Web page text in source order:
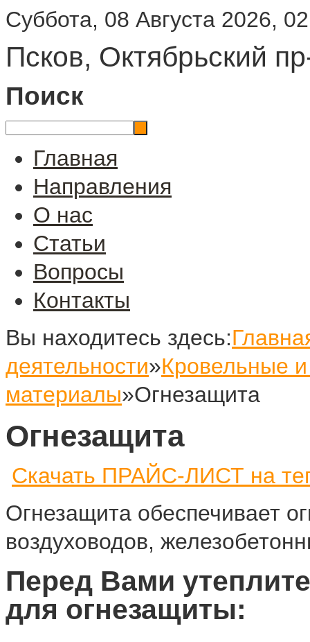
Суббота, 08 Августа 2026,
Псков, Октябрьский
Поиск
Главная
Направления
О нас
Статьи
Вопросы
Контакты
Вы находитесь здесь:
деятельности»Кровельные
материалы»Огнезащита
Огнезащита
Скачать ПРАЙС-ЛИСТ на
Огнезащита обеспечивает
воздуховодов,
Перед Вами
для огнезащиты: